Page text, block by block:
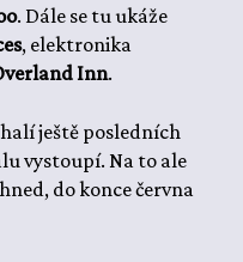
. Dále se tu ukáže
, elektronika
Inn.
ještě posledních
vystoupí. Na to ale
do konce června